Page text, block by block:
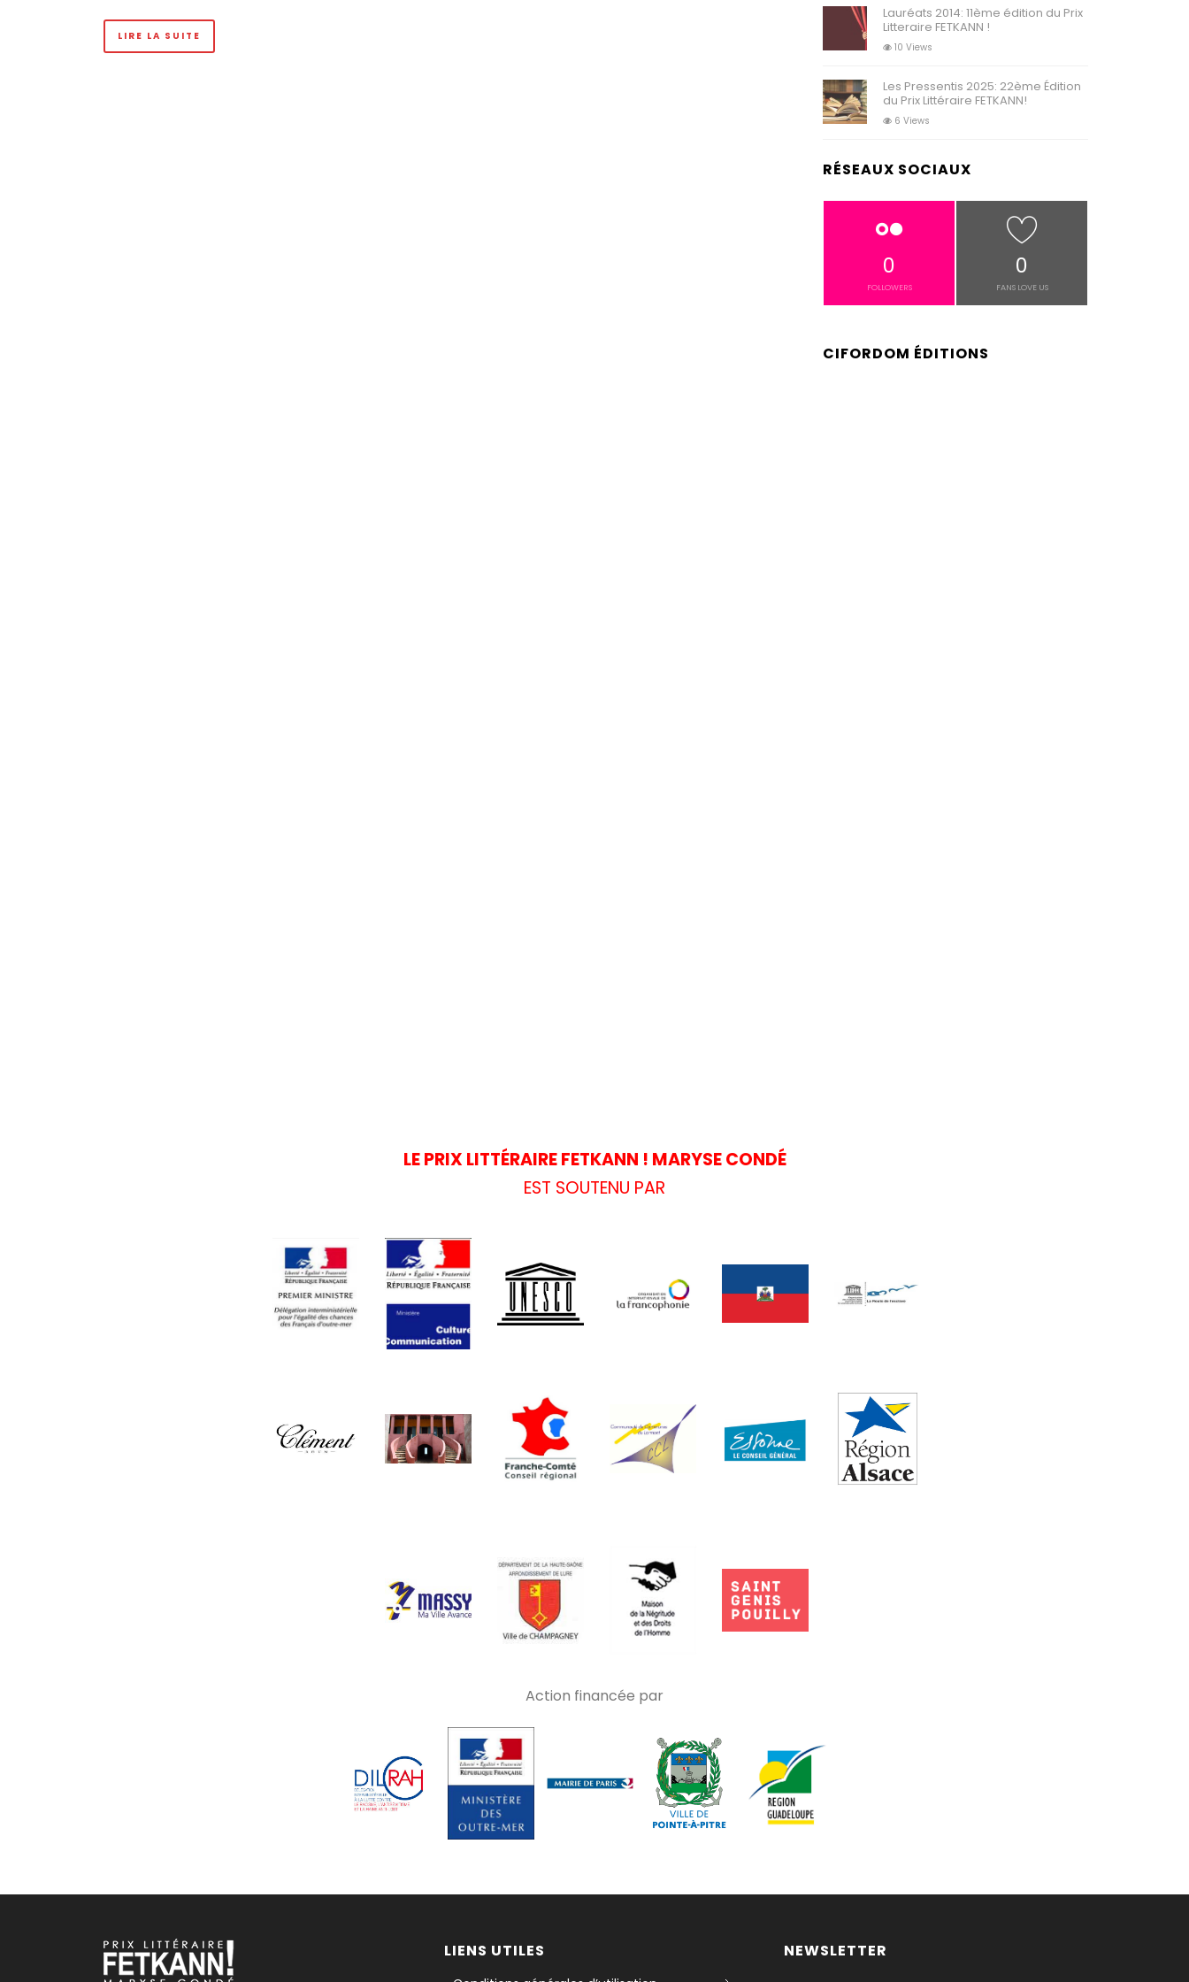
LIRE LA SUITE
Lauréats 2014: 11ème édition du Prix
Litteraire FETKANN !
10 Views
Les Pressentis 2025: 22ème Édition
du Prix Littéraire FETKANN!
6 Views
RÉSEAUX SOCIAUX
0
FOLLOWERS
0
FANS LOVE US
CIFORDOM ÉDITIONS
LE PRIX LITTÉRAIRE FETKANN ! MARYSE CONDÉ
EST SOUTENU PAR
Action financée par
LIENS UTILES NEWSLETTER